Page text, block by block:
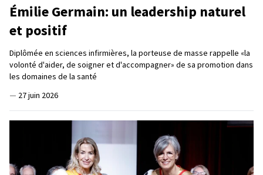
Émilie Germain: un leadership naturel
et positif
Diplômée en sciences infirmières, la porteuse de masse rappelle «la
volonté d'aider, de soigner et d'accompagner» de sa promotion dans
les domaines de la santé
— 27 juin 2026